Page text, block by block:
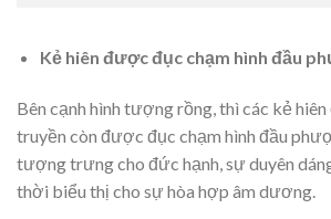
Kẻ hiên được đục chạm hình đầu
Bên cạnh hình tượng rồng, thì các kẻ
truyền còn được đục chạm hình đầu
tượng trưng cho đức hạnh, sự duyên
thời biểu thị cho sự hòa hợp âm dương.